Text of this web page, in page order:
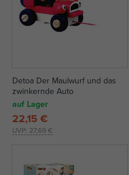
Detoa Der Maulwurf und das
zwinkernde Auto
auf Lager
UVP: 27,69 €
22,15 €